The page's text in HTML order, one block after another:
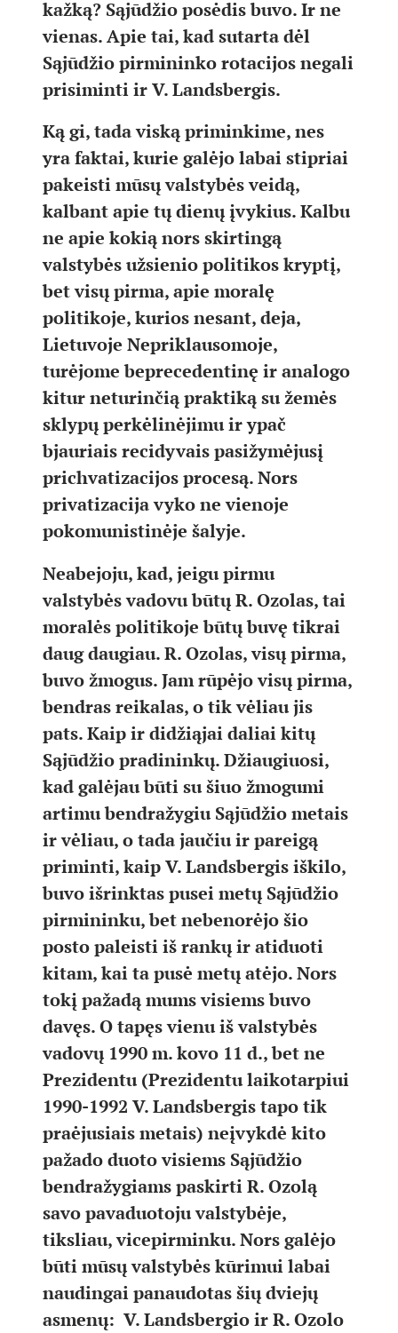
kažką? Sąjūdžio posėdis buvo. Ir ne
vienas. Apie tai, kad sutarta dėl
Sąjūdžio pirmininko rotacijos negali
prisiminti ir V. Landsbergis.
Ką gi, tada viską priminkime, nes
yra faktai, kurie galėjo labai stipriai
pakeisti mūsų valstybės veidą,
kalbant apie tų dienų įvykius. Kalbu
ne apie kokią nors skirtingą
valstybės užsienio politikos kryptį,
bet visų pirma, apie moralę
politikoje, kurios nesant, deja,
Lietuvoje Nepriklausomoje,
turėjome beprecedentinę ir analogo
kitur neturinčią praktiką su žemės
sklypų perkėlinėjimu ir ypač
bjauriais recidyvais pasižymėjusį
prichvatizacijos procesą. Nors
privatizacija vyko ne vienoje
pokomunistinėje šalyje.
Neabejoju, kad, jeigu pirmu
valstybės vadovu būtų R. Ozolas, tai
moralės politikoje būtų buvę tikrai
daug daugiau. R. Ozolas, visų pirma,
buvo žmogus. Jam rūpėjo visų pirma,
bendras reikalas, o tik vėliau jis
pats. Kaip ir didžiąjai daliai kitų
Sąjūdžio pradininkų. Džiaugiuosi,
kad galėjau būti su šiuo žmogumi
artimu bendražygiu Sąjūdžio metais
ir vėliau, o tada jaučiu ir pareigą
priminti, kaip V. Landsbergis iškilo,
buvo išrinktas pusei metų Sąjūdžio
pirmininku, bet nebenorėjo šio
posto paleisti iš rankų ir atiduoti
kitam, kai ta pusė metų atėjo. Nors
tokį pažadą mums visiems buvo
davęs. O tapęs vienu iš valstybės
vadovų 1990 m. kovo 11 d., bet ne
Prezidentu (Prezidentu laikotarpiui
1990-1992 V. Landsbergis tapo tik
praėjusiais metais) neįvykdė kito
pažado duoto visiems Sąjūdžio
bendražygiams paskirti R. Ozolą
savo pavaduotoju valstybėje,
tiksliau, vicepirminku. Nors galėjo
būti mūsų valstybės kūrimui labai
naudingai panaudotas šių dviejų
asmenų: V. Landsbergio ir R. Ozolo